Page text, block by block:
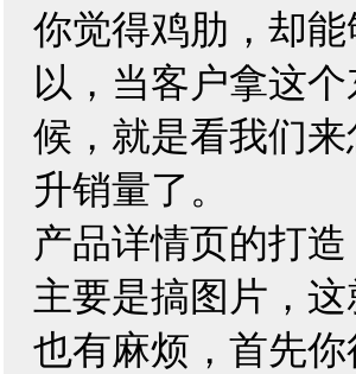
你觉得鸡肋，却
以，当客户拿这
候，就是看我们
升销量了。
产品详情页的打
主要是搞图片，
也有麻烦，首先